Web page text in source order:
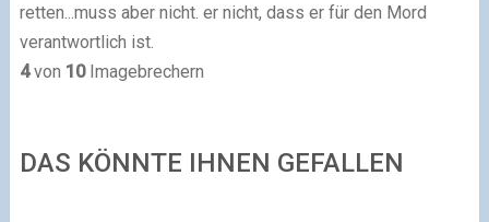
retten...muss aber nicht. er nicht, dass er für den Mord
verantwortlich ist.
4von 10Imagebrechern
DAS KÖNNTE IHNEN GEFALLEN